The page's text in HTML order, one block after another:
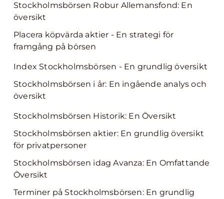
Stockholmsbörsen Robur Allemansfond: En
översikt
Placera köpvärda aktier - En strategi för
framgång på börsen
Index Stockholmsbörsen - En grundlig översikt
Stockholmsbörsen i år: En ingående analys och
översikt
Stockholmsbörsen Historik: En Översikt
Stockholmsbörsen aktier: En grundlig översikt
för privatpersoner
Stockholmsbörsen idag Avanza: En Omfattande
Översikt
Terminer på Stockholmsbörsen: En grundlig